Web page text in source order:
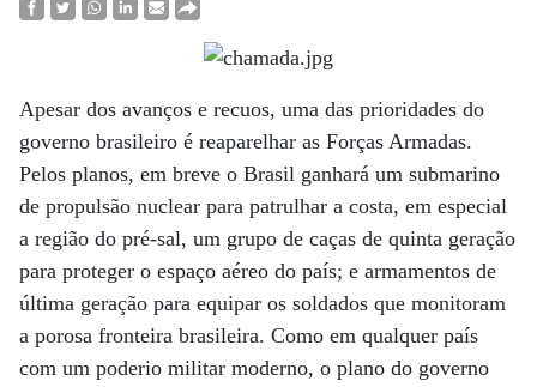
Apesar dos avanços e recuos, uma das prioridades do
governo brasileiro é reaparelhar as Forças Armadas.
Pelos planos, em breve o Brasil ganhará um submarino
de propulsão nuclear para patrulhar a costa, em especial
a região do pré-sal, um grupo de caças de quinta geração
para proteger o espaço aéreo do país; e armamentos de
última geração para equipar os soldados que monitoram
a porosa fronteira brasileira. Como em qualquer país
com um poderio militar moderno, o plano do governo